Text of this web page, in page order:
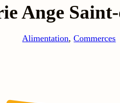
Ange
Alimentation, Commerces